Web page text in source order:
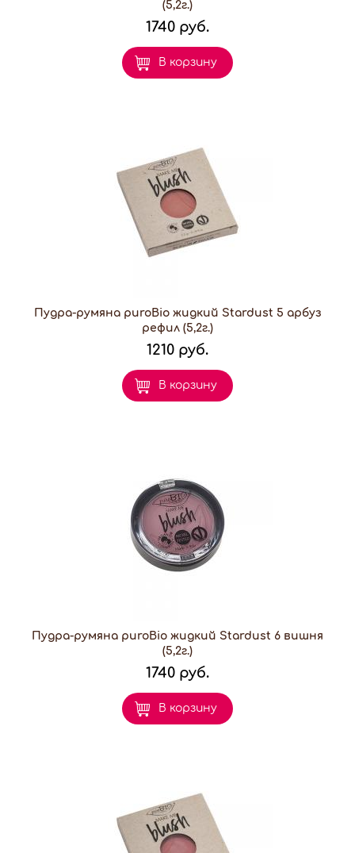
(5,2г.)
1740 руб.
В корзину
Пудра-румяна puroBio жидкий Stardust 5 арбуз
рефил (5,2г.)
1210 руб.
В корзину
Пудра-румяна puroBio жидкий Stardust 6 вишня
(5,2г.)
1740 руб.
В корзину